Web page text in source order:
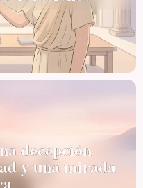
decepción
y una mirada